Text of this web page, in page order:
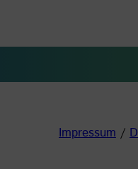
Impressum /